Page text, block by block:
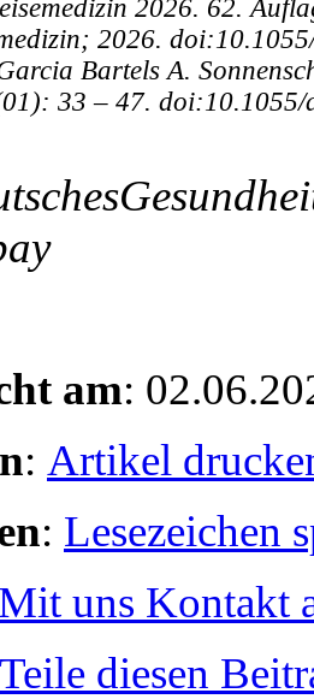
2026. 62.
2026.
Bartels A.
33 – 47.
am:
: Artikel
: Lesezeichen
Mit uns Kontakt
Teile diesen